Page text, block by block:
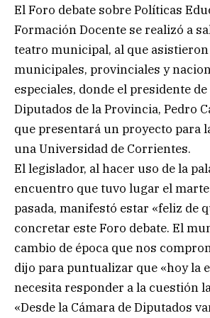
El Foro debate sobre Políticas
Formación Docente se realizó a
teatro municipal, al que
municipales, provinciales y
especiales, donde el presidente de
Diputados de la Provincia, Pedro
que presentará un proyecto para
una Universidad de Corrientes.
El legislador, al hacer uso de la
encuentro que tuvo lugar el
pasada, manifestó estar «feliz de
concretar este Foro debate. El
cambio de época que nos
dijo para puntualizar que «hoy la
necesita responder a la cuestión
«Desde la Cámara de Diputados